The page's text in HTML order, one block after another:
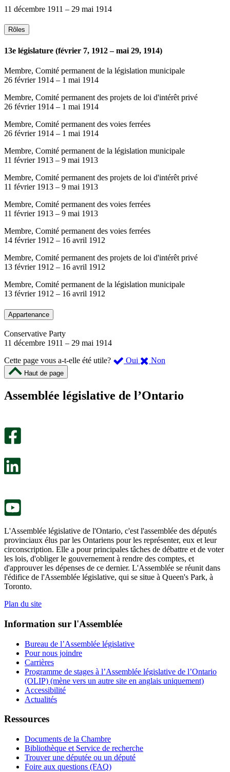
11 décembre 1911 – 29 mai 1914
Rôles
13e législature (février 7, 1912 – mai 29, 1914)
Membre, Comité permanent de la législation municipale
26 février 1914 – 1 mai 1914
Membre, Comité permanent des projets de loi d'intérêt privé
26 février 1914 – 1 mai 1914
Membre, Comité permanent des voies ferrées
26 février 1914 – 1 mai 1914
Membre, Comité permanent de la législation municipale
11 février 1913 – 9 mai 1913
Membre, Comité permanent des projets de loi d'intérêt privé
11 février 1913 – 9 mai 1913
Membre, Comité permanent des voies ferrées
11 février 1913 – 9 mai 1913
Membre, Comité permanent des voies ferrées
14 février 1912 – 16 avril 1912
Membre, Comité permanent des projets de loi d'intérêt privé
13 février 1912 – 16 avril 1912
Membre, Comité permanent de la législation municipale
13 février 1912 – 16 avril 1912
Appartenance
Conservative Party
11 décembre 1911 – 29 mai 1914
Cette page vous a-t-elle été utile?
Oui ,
été
Non
m’a
Haut de page
Assemblée législative de l’Ontario
L'Assemblée législative de l'Ontario, c'est l'assemblée des députés
provinciaux élus par les Ontariens pour les représenter, eux et leur
circonscription. Elle a pour principales tâches de débattre et de voter
les lois, d'obliger le gouvernement à rendre des comptes, et
d'approuver les dépenses de ce dernier. L'Assemblée se réunit dans
l'édifice de l'Assemblée législative, qui se situe à Queen's Park, à
Toronto.
Plan du site
Information sur l'Assemblée
Bureau de l’Assemblée législative
Pour nous joindre
Carrières
Programme de stages à l’Assemblée législative de l’Ontario
(OLIP) (mène vers un autre site en anglais uniquement)
Accessibilité
Actualités
Ressources
Documents de la Chambre
Bibliothèque et Service de recherche
Trouver une députée ou un député
Foire aux questions (FAQ)